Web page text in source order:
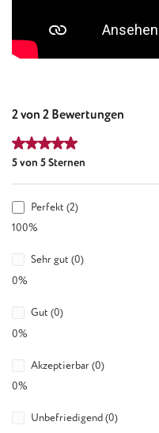
2 von 2 Bewertungen
Durchschnittliche Bewertung
5 von 5 Sternen
Perfekt (2)
100%
Sehr gut (0)
0%
Gut (0)
0%
Akzeptierbar (0)
0%
Unbefriedigend (0)